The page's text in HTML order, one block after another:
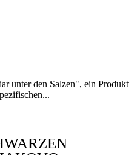
unter den Salzen", ein Produkt